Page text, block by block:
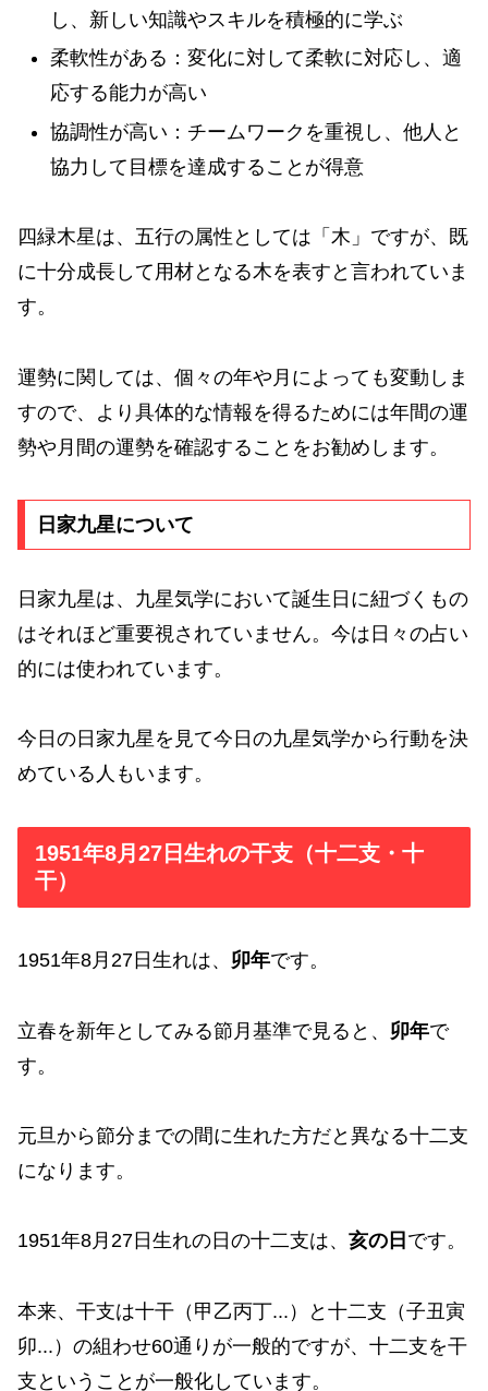
し、新しい知識やスキルを積極的に学ぶ
柔軟性がある：変化に対して柔軟に対応し、適
応する能力が高い
協調性が高い：チームワークを重視し、他人と
協力して目標を達成することが得意
四緑木星は、五行の属性としては「木」ですが、既
に十分成長して用材となる木を表すと言われていま
す。
運勢に関しては、個々の年や月によっても変動しま
すので、より具体的な情報を得るためには年間の運
勢や月間の運勢を確認することをお勧めします。
日家九星について
日家九星は、九星気学において誕生日に紐づくもの
はそれほど重要視されていません。今は日々の占い
的には使われています。
今日の日家九星を見て今日の九星気学から行動を決
めている人もいます。
1951年8月27日生れの干支（十二支・十
干）
1951年8月27日生れは、 卯年です。
立春を新年としてみる節月基準で見ると、 卯年で
す。
元旦から節分までの間に生れた方だと異なる十二支
になります。
1951年8月27日生れの日の十二支は、 亥の日 です。
本来、干支は十干（甲乙丙丁...）と十二支（子丑寅
卯...）の組わせ60通りが一般的ですが、十二支を干
支ということが一般化しています。